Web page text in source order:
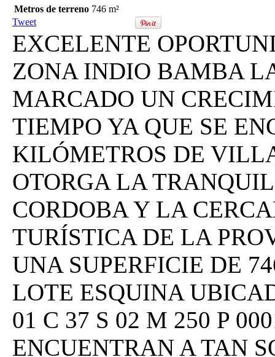
Metros de terreno 746 m²
Tweet
EXCELENTE
ZONA INDIO BAMBA
MARCADO UN
TIEMPO YA QUE SE
KILÓMETROS DE
OTORGA LA
CORDOBA Y LA
TURÍSTICA DE LA
UNA SUPERFICIE DE
LOTE ESQUINA
01 C 37 S 02 M 250 P
ENCUENTRAN A TAN